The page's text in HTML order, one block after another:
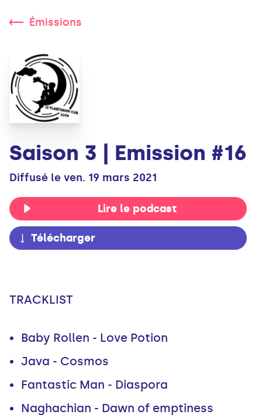
Émissions
Saison 3 | Emission #16
Diffusé le ven. 19 mars 2021
Lire le podcast
Télécharger
TRACKLIST
Baby Rollen - Love Potion
Java - Cosmos
Fantastic Man - Diaspora
Naghachian - Dawn of emptiness